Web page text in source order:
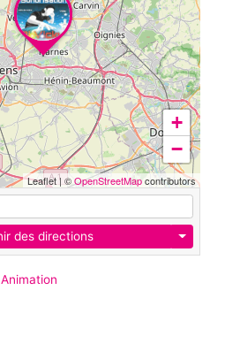
+
−
Leaflet| ©OpenStreetMapcontributors
des directions